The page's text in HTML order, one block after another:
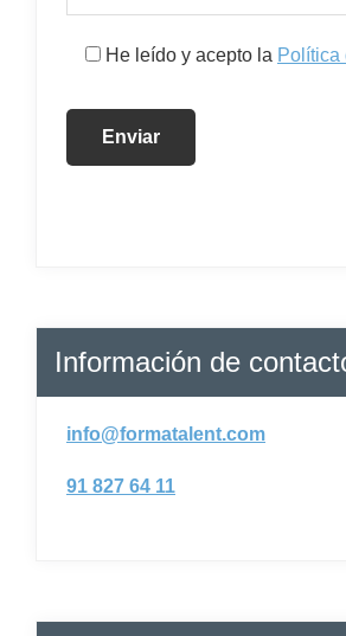
He leído y acepto la Política
Información de
info@formatalent.com
91 827 64 11